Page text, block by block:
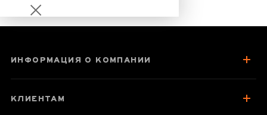
ИНФОРМАЦИЯ О КОМПАНИИ
КЛИЕНТАМ